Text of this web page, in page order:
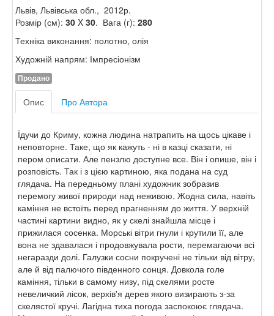
Львів, Львівська обл., 2012р.
Розмір (см): 30 X 30. Вага (г): 280
Техніка виконання: полотно, олія
Художній напрям: Імпресіонізм
Продано
Опис Про Автора
Їдучи до Криму, кожна людина натрапить на щось цікаве і
неповторне. Таке, що як кажуть - ні в казці сказати, ні
пером описати. Але пензлю доступне все. Він і опише, він і
розповість. Так і з цією картиною, яка подана на суд
глядача. На передньому плані художник зобразив
перемогу живої природи над неживою. Жодна сила, навіть
каміння не встоїть перед прагненням до життя. У верхній
частині картини видно, як у скелі знайшла місце і
прижилася сосенка. Морські вітри гнули і крутили її, але
вона не здавалася і продовжувала рости, перемагаючи всі
негаразди долі. Галузки сосни покручені не тільки від вітру,
але й від палючого південного сонця. Довкола голе
каміння, тільки в самому низу, під скелями росте
невеличкий лісок, верхів'я дерев якого визирають з-за
скелястої кручі. Лагідна тиха погода заспокоює глядача.